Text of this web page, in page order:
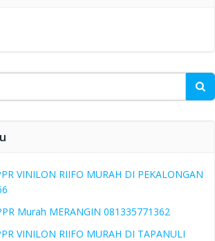
VINILON RIIFO MURAH DI PEKALONGAN
Murah MERANGIN 081335771362
VINILON RIIFO MURAH DI TAPANULI